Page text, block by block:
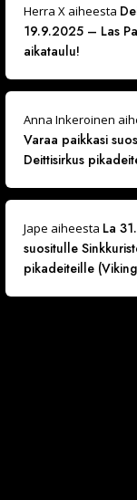
Herra Xaiheesta
19.9.2025 – Las
aikataulu!
Anna Inkeroinen
Varaa paikkasi
Deittisirkus
Jape aiheesta La
suositulle
pikadeiteille